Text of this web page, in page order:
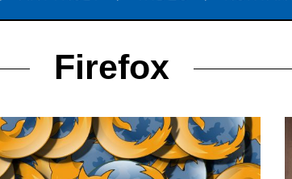
Firefox